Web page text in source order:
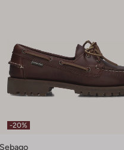
-20%
Sebago